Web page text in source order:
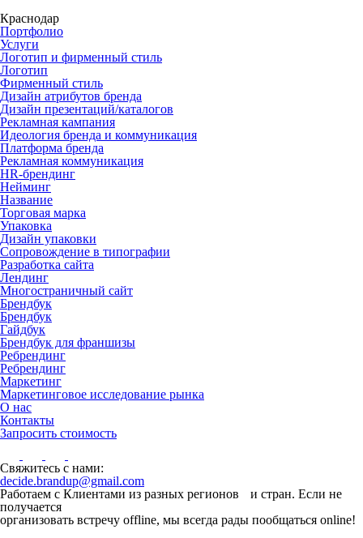
Краснодар
Портфолио
Услуги
Логотип и фирменный стиль
Логотип
Фирменный стиль
Дизайн атрибутов бренда
Дизайн презентаций/каталогов
Рекламная кампания
Идеология бренда и коммуникация
Платформа бренда
Рекламная коммуникация
HR-брендинг
Нейминг
Название
Торговая марка
Упаковка
Дизайн упаковки
Сопровождение в типографии
Разработка сайта
Лендинг
Многостраничный сайт
Брендбук
Брендбук
Гайдбук
Брендбук для франшизы
Ребрендинг
Ребрендинг
Маркетинг
Маркетинговое исследование рынка
О нас
Контакты
Запросить стоимость
Свяжитесь с нами:
decide.brandup@gmail.com
Работаем с Клиентами из разных регионов и стран. Если не
получается
организовать встречу offline, мы всегда рады пообщаться online!